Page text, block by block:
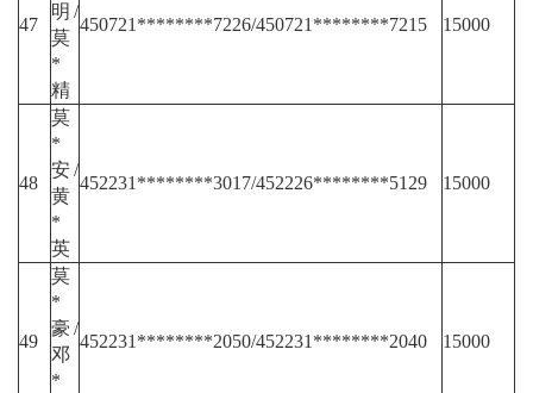
47
明/
莫
*
精
450721********7226/450721********7215 15000
48
莫
*
安/
黄
*
英
452231********3017/452226********5129 15000
49
莫
*
豪/
邓
*
452231********2050/452231********2040 15000